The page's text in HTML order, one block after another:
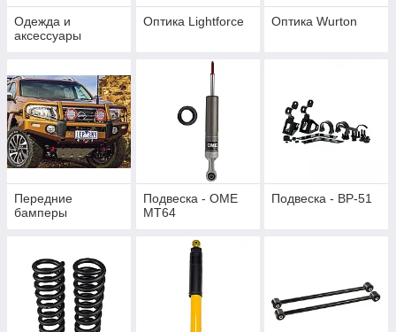
Одежда и
аксессуары
Оптика Lightforce Оптика Wurton
Передние
бамперы
Подвеска - OME
MT64
Подвеска - BP-51